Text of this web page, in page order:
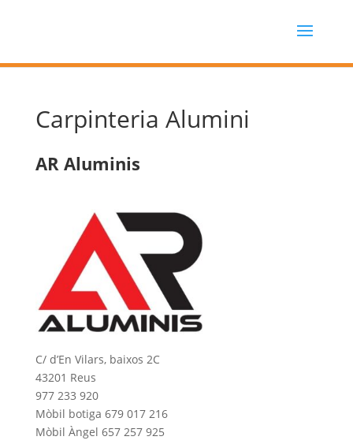
Carpinteria Alumini
AR Aluminis
C/ d’En Vilars, baixos 2C
43201 Reus
977 233 920
Mòbil botiga 679 017 216
Mòbil Àngel 657 257 925